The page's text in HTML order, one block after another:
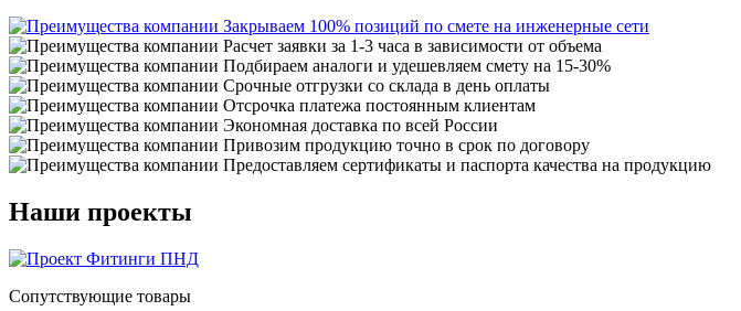
Закрываем 100% позиций по смете на инженерные сети
Расчет заявки за 1-3 часа в зависимости от объема
Подбираем аналоги и удешевляем смету на 15-30%
Срочные отгрузки со склада в день оплаты
Отсрочка платежа постоянным клиентам
Экономная доставка по всей России
Привозим продукцию точно в срок по договору
Предоставляем сертификаты и паспорта качества на продукцию
Наши проекты
Сопутствующие товары